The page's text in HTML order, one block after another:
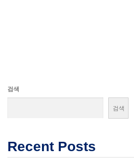
검색
검색
Recent Posts